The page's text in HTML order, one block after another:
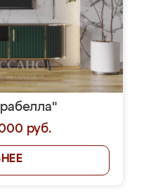
руб.